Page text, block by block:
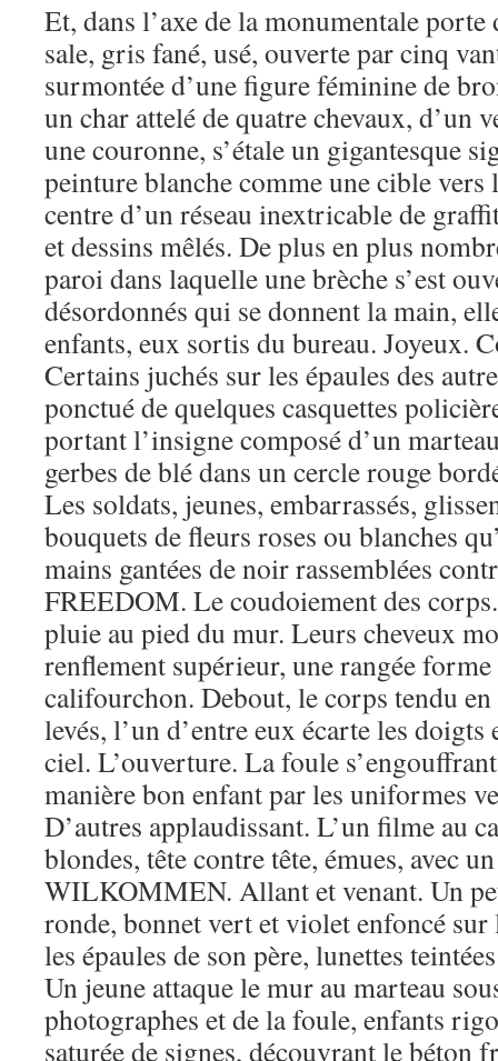
Et, dans l’axe de la monumentale porte
sale, gris fané, usé, ouverte par cinq
surmontée d’une figure féminine de
un char attelé de quatre chevaux, d’un
une couronne, s’étale un gigantesque
peinture blanche comme une cible vers
centre d’un réseau inextricable de
et dessins mêlés. De plus en plus
paroi dans laquelle une brèche s’est
désordonnés qui se donnent la main,
enfants, eux sortis du bureau. Joyeux.
Certains juchés sur les épaules des
ponctué de quelques casquettes
portant l’insigne composé d’un
gerbes de blé dans un cercle rouge
Les soldats, jeunes, embarrassés,
bouquets de fleurs roses ou blanches
mains gantées de noir rassemblées
FREEDOM. Le coudoiement des
pluie au pied du mur. Leurs cheveux
renflement supérieur, une rangée
califourchon. Debout, le corps tendu en
levés, l’un d’entre eux écarte les
ciel. L’ouverture. La foule
manière bon enfant par les uniformes
D’autres applaudissant. L’un filme au
blondes, tête contre tête, émues, avec
WILKOMMEN. Allant et venant. Un
ronde, bonnet vert et violet enfoncé
les épaules de son père, lunettes
Un jeune attaque le mur au marteau
photographes et de la foule, enfants
saturée de signes, découvrant le béton